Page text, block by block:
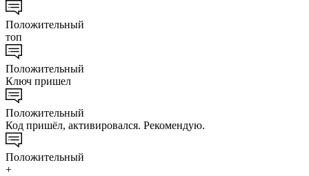
Положительный
топ
Положительный
Ключ пришел
Положительный
Код пришёл, активировался. Рекомендую.
Положительный
+